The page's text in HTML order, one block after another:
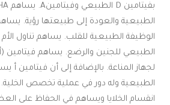
الطبيعي للجنين والرضع. يساهم فيتامين
لجهاز المناعة. بالإضافة إلى أن فيتامين أ
الطبيعية وله دور في عملية تخصص
انقسام الخلايا ويساهم في الحفاظ على